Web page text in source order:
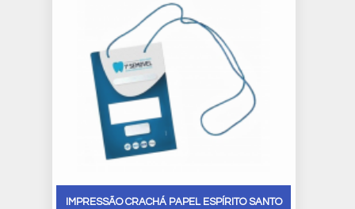
IMPRESSÃO CRACHÁ PAPEL ESPÍRITO SANTO